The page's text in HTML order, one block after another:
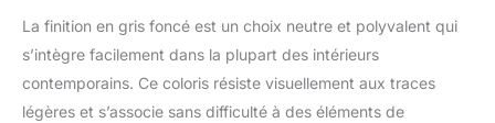
de garder à portée de
téléphone, tablette,
livre ou magazine pour
un espace toujours
La finition en gris foncé est un choix neutre et polyvalent qui
s’intègre facilement dans la plupart des intérieurs
contemporains. Ce coloris résiste visuellement aux traces
légères et s’associe sans difficulté à des éléments de